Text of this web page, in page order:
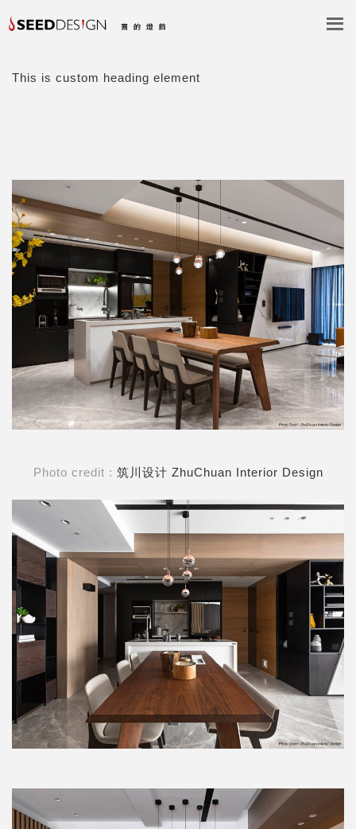
This is custom heading element
Photo credit : 筑川设计 ZhuChuan Interior Design